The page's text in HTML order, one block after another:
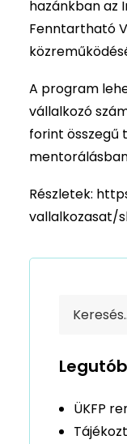
hazánkban az
Fenntartható
A program
vállalkozó
forint összegű
Részletek:
vallalkozasat/
ÜKFP